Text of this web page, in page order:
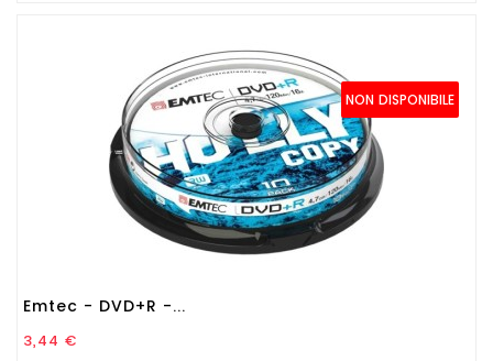
NON DISPONIBILE
Emtec - DVD+R -...
Prezzo
3,44 €